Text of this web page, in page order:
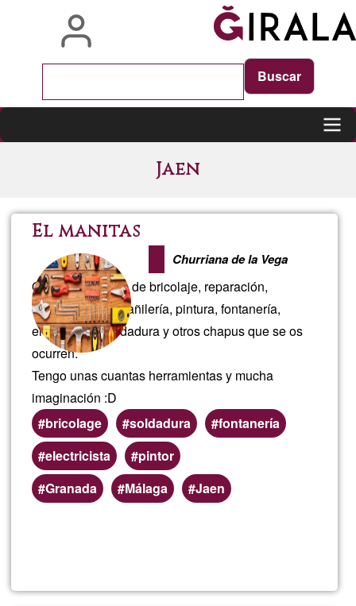
Jaen
El manitas
Churriana de la Vega
Ofrezco servicios de bricolaje, reparación,
construcción, albañilería, pintura, fontanería,
electricidad, soldadura y otros chapus que se os
ocurren.
Tengo unas cuantas herramientas y mucha
imaginación :D
bricolage
soldadura
fontanería
electricista
pintor
Preferred
(geographic)
Granada Málaga Jaen
El